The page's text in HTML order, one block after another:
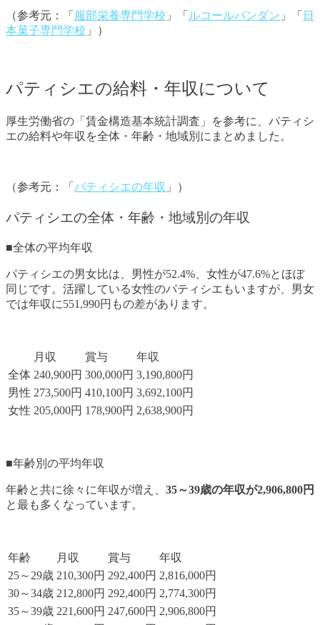
（参考元：「 服部栄養専門学校 」「 ルコールバンダン 」「 日
本菓子専門学校 」）
パティシエの給料・年収について
厚生労働省の「賃金構造基本統計調査」を参考に、パティシ
エの給料や年収を全体・年齢・地域別にまとめました。
（参考元：「 パティシエの年収 」）
パティシエの全体・年齢・地域別の年収
■全体の平均年収
パティシエの男女比は、男性が52.4%、女性が47.6%とほぼ
同じです。活躍している女性のパティシエもいますが、男女
では年収に551,990円もの差があります。
月収 賞与
年収
全体 240,900円 300,000円 3,190,800円
男性 273,500円 410,100円 3,692,100円
女性 205,000円 178,900円 2,638,900円
■年齢別の平均年収
年齢と共に徐々に年収が増え、 35～39歳の年収が2,906,800円
と最も多くなっています。
年齢 月収 賞与
年収
25～29歳 210,300円 292,400円 2,816,000円
30～34歳 212,800円 292,400円 2,774,300円
35～39歳 221,600円 247,600円 2,906,800円